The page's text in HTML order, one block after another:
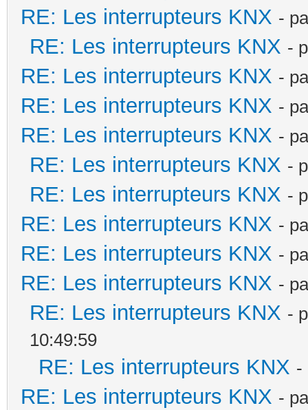
RE: Les interrupteurs KNX -
RE: Les interrupteurs KNX -
RE: Les interrupteurs KNX -
RE: Les interrupteurs KNX -
RE: Les interrupteurs KNX -
RE: Les interrupteurs KNX -
RE: Les interrupteurs KNX -
RE: Les interrupteurs KNX -
RE: Les interrupteurs KNX -
RE: Les interrupteurs KNX -
RE: Les interrupteurs KNX -
10:49:59
RE: Les interrupteurs KNX -
RE: Les interrupteurs KNX -